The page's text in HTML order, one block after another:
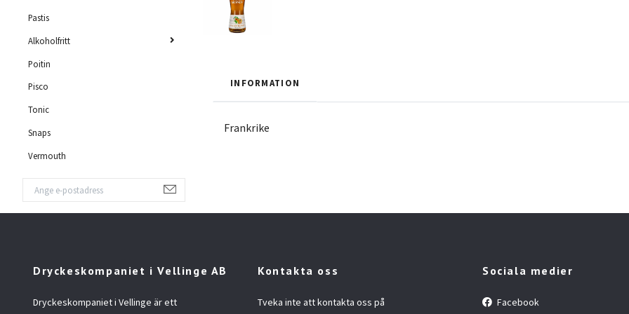
Pastis
Alkoholfritt
Poitin
Pisco
Tonic
Snaps
Vermouth
INFORMATION
Frankrike
Dryckeskompaniet i Vellinge AB
Dryckeskompaniet i Vellinge är ett
Kontakta oss
Tveka inte att kontakta oss på
Sociala medier
Facebook